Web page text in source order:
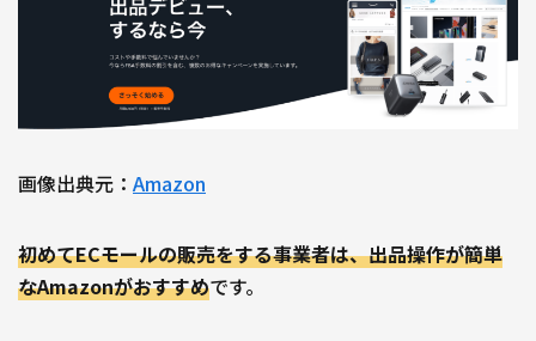
画像出典元： Amazon
初めてECモールの販売をする事業者は、出品操作が簡単
なAmazonがおすすめです。